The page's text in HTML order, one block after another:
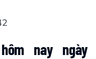
nay ngày